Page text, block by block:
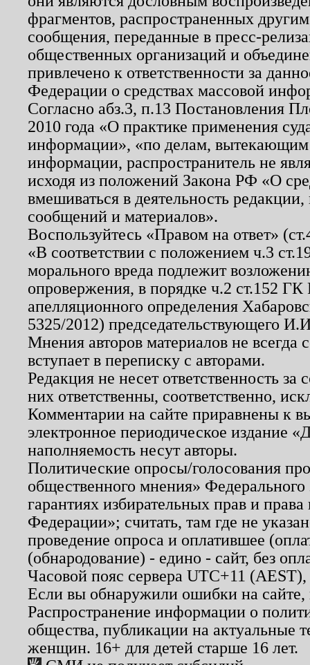
фрагментов, распространенных
сообщения, переданные в пресс-
общественных организаций и
привлечено к ответственности за
Федерации о средствах массовой
Согласно абз.3, п.13 Постановления
2010 года «О практике применения
информации», «по делам, вытекающим
информации, распространитель не
исходя из положений Закона РФ «О
вмешиваться в деятельность
сообщений и материалов».
Воспользуйтесь «Правом на ответ»
«В соответствии с положением ч.3
морального вреда подлежит
опровержения, в порядке ч.2 ст.152
апелляционного определения
5325/2012) председательствующего
Мнения авторов материалов не
вступает в переписку с авторами.
Редакция не несет ответственность
них ответственны, соответственно,
Комментарии на сайте приравнены к
электронное периодическое издание
наполняемость несут авторы.
Политические опросы/голосования
общественного мнения»
гарантиях избирательных прав и
Федерации»; считать, там где не
проведение опроса и оплатившее
(обнародование) - едино - сайт, без
Часовой пояс сервера UTC+11
Если вы обнаружили ошибки на
Распространение информации о
общества, публикации на актуальные
женщин. 16+ для детей старше 16 лет.